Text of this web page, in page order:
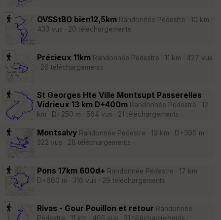
OVSStBO bien12,5km Randonnée Pédestre · 10 km ·
433 vus · 20 téléchargements ·
Précieux 11km Randonnée Pédestre · 11 km · 427 vus
· 26 téléchargements ·
St Georges Hte Ville Montsupt Passerelles
Vidrieux 13 km D+400m Randonnée Pédestre · 12
km · D+250 m · 564 vus · 21 téléchargements ·
Montsalvy Randonnée Pédestre · 19 km · D+390 m ·
322 vus · 28 téléchargements ·
Pons 17km 600d+ Randonnée Pédestre · 17 km ·
D+660 m · 316 vus · 29 téléchargements ·
Rivas - Gour Pouillon et retour Randonnée
Pédestre · 11 km · 405 vus · 31 téléchargements ·